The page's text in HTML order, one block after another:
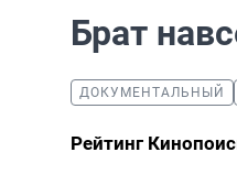
Брат
ДОКУМЕНТАЛЬНЫЙ
Рейтинг